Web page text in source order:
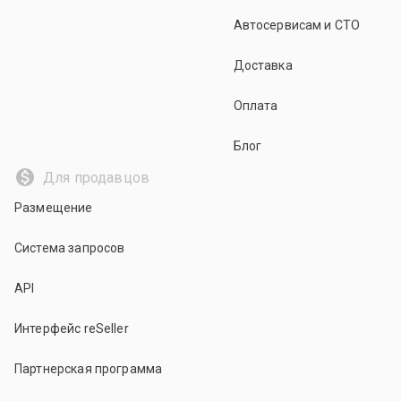
Автосервисам и СТО
Доставка
Оплата
Блог
Для продавцов
Размещение
Система запросов
API
Интерфейс reSeller
Партнерская программа